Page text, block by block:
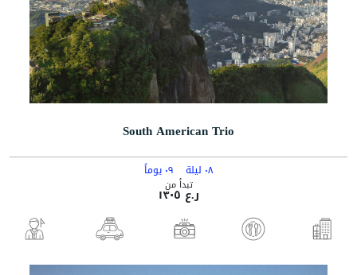
South American Trio
٠٨ ليلة ٠٩ يوماً
تبدأ منر.ع ١٣٠٥